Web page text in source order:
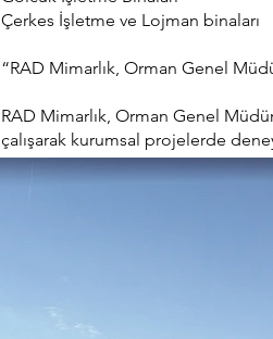
Çerkes İşletme ve Lojman binaları
“RAD Mimarlık, Orman Genel
RAD Mimarlık, Orman Genel
çalışarak kurumsal projelerde